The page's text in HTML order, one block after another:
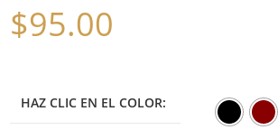
$95.00
HAZ CLIC EN EL COLOR: